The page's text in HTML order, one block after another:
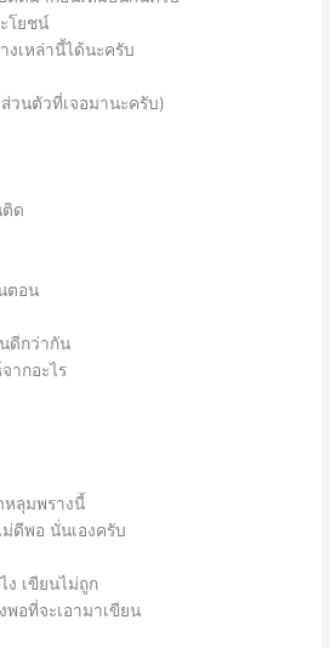
โยชน์
งเหล่านี้ได้นะครับ
วนตัวที่เจอมานะครับ)
ด
ตอน
ดีกว่ากัน
ากอะไร
หลุมพรางนี้
ดีพอ นั่นเองครับ
ง เขียนไม่ถูก
อที่จะเอามาเขียน